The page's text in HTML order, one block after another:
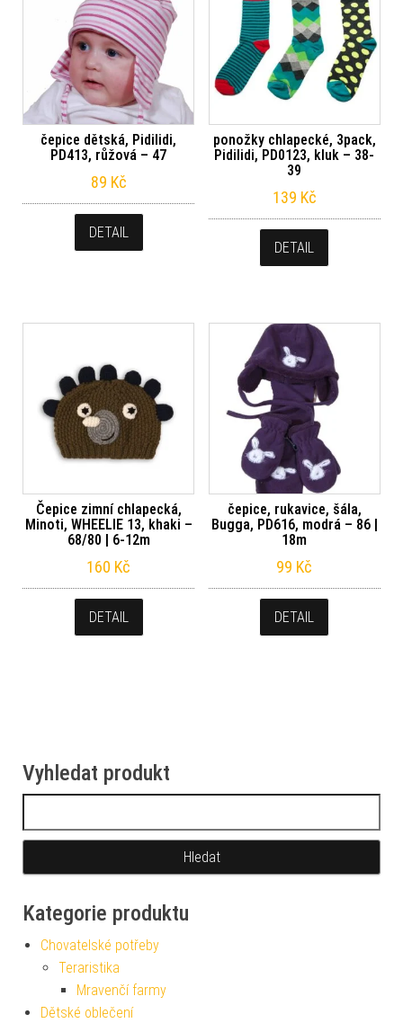
čepice dětská, Pidilidi,
PD413, růžová – 47
89 Kč
DETAIL
ponožky chlapecké, 3pack,
Pidilidi, PD0123, kluk – 38-
39
139 Kč
DETAIL
Čepice zimní chlapecká,
Minoti, WHEELIE 13, khaki –
68/80 | 6-12m
160 Kč
DETAIL
čepice, rukavice, šála,
Bugga, PD616, modrá – 86 |
18m
99 Kč
DETAIL
Vyhledat produkt
Kategorie produktu
Chovatelské potřeby
Teraristika
Mravenčí farmy
Dětské oblečení